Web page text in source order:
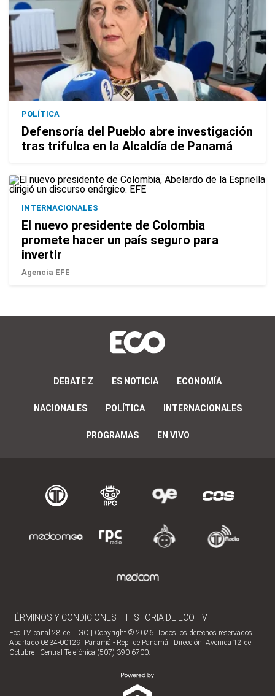
POLÍTICA
Defensoría del Pueblo abre investigación
tras trifulca en la Alcaldía de Panamá
INTERNACIONALES
El nuevo presidente de Colombia
promete hacer un país seguro para
invertir
Agencia EFE
DEBATE Z ES NOTICIA ECONOMÍA
NACIONALES POLÍTICA INTERNACIONALES
PROGRAMAS EN VIVO
TÉRMINOS Y CONDICIONES HISTORIA DE ECO TV
Eco TV, canal 28 de TIGO | Copyright © 2026. Todos los derechos reservados
Apartado 0834-00129, Panamá - Rep. de Panamá | Dirección, Avenida 12 de
Octubre | Central Telefónica (507) 390-6700.